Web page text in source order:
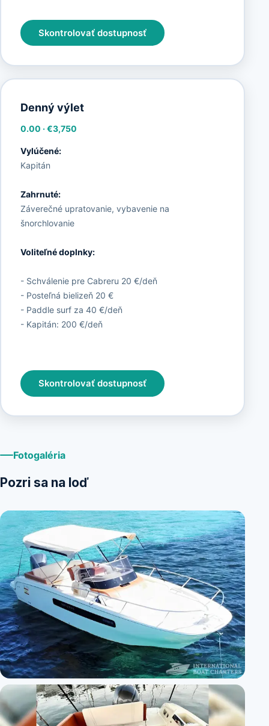
Skontrolovať dostupnosť
Denný výlet
0.00 ·€3,750
Vylúčené:
Kapitán
Zahrnuté:
Záverečné upratovanie, vybavenie na
šnorchlovanie
Voliteľné doplnky:
- Schválenie pre Cabreru 20 €/deň
- Posteľná bielizeň 20 €
- Paddle surf za 40 €/deň
- Kapitán: 200 €/deň
Skontrolovať dostupnosť
Fotogaléria
Pozri sa na loď